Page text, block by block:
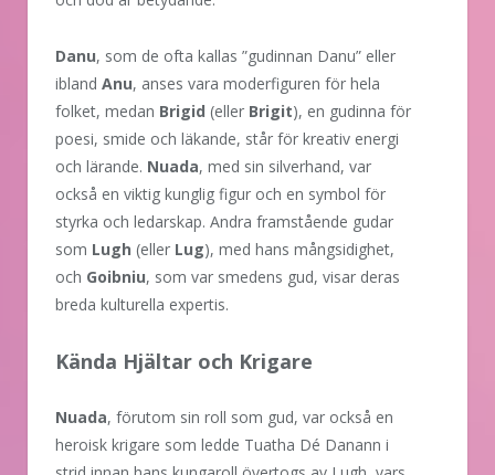
Danu, som de ofta kallas ”gudinnan Danu” eller
ibland Anu, anses vara moderfiguren för hela
folket, medan Brigid (eller Brigit), en gudinna för
poesi, smide och läkande, står för kreativ energi
och lärande. Nuada, med sin silverhand, var
också en viktig kunglig figur och en symbol för
styrka och ledarskap. Andra framstående gudar
som Lugh (eller Lug), med hans mångsidighet,
och Goibniu, som var smedens gud, visar deras
breda kulturella expertis.
Kända Hjältar och Krigare
Nuada, förutom sin roll som gud, var också en
heroisk krigare som ledde Tuatha Dé Danann i